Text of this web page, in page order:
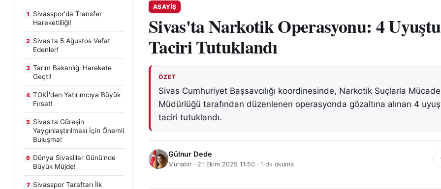
1 Sivasspor'da Transfer
Hareketliliği!
2 Sivas'ta 5 Ağustos Vefat
Edenler!
3 Tarım Bakanlığı Harekete
Geçti!
4 TOKİ'den Yatırımcıya Büyük
Fırsat!
5 Sivas'ta Güreşin
Yaygınlaştırılması İçin Önemli
Buluşma!
6 Dünya Sivaslılar Günü'nde
Büyük Müjde!
7 Sivasspor Taraftarı İlk
ASAYIŞ
Sivas'ta Narkotik Operasyonu: 4
Taciri Tutuklandı
ÖZET
Sivas Cumhuriyet Başsavcılığı koordinesinde, Narkotik Suçlarla
Müdürlüğü tarafından düzenlenen operasyonda gözaltına alınan 4
taciri tutuklandı.
Gülnur Dede
Muhabir · 21 Ekim 2025 11:50 · 1 dk okuma